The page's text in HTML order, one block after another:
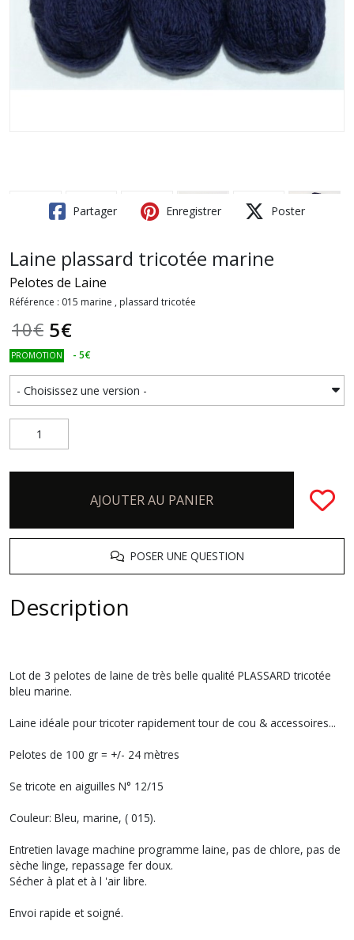
Partager Enregistrer Poster
Laine plassard tricotée marine
Pelotes de Laine
Référence : 015 marine , plassard tricotée
10€ 5€
PROMOTION - 5€
AJOUTER AU PANIER
POSER UNE QUESTION
Description
Lot de 3 pelotes de laine de très belle qualité PLASSARD tricotée
bleu marine.
Laine idéale pour tricoter rapidement tour de cou & accessoires...
Pelotes de 100 gr = +/- 24 mètres
Se tricote en aiguilles N° 12/15
Couleur: Bleu, marine, ( 015).
Entretien lavage machine programme laine, pas de chlore, pas de
sèche linge, repassage fer doux.
Sécher à plat et à l 'air libre.
Envoi rapide et soigné.